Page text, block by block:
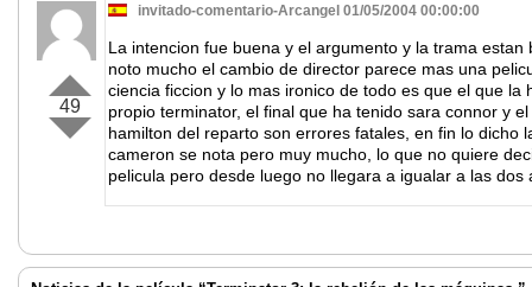
49
invitado-comentario-Arcangel 01/05/2004 00:00:00
La intencion fue buena y el argumento y la trama estan
noto mucho el cambio de director parece mas una
ciencia ficcion y lo mas ironico de todo es que el que la
propio terminator, el final que ha tenido sara connor y
hamilton del reparto son errores fatales, en fin lo dicho
cameron se nota pero muy mucho, lo que no quiere
pelicula pero desde luego no llegara a igualar a las dos